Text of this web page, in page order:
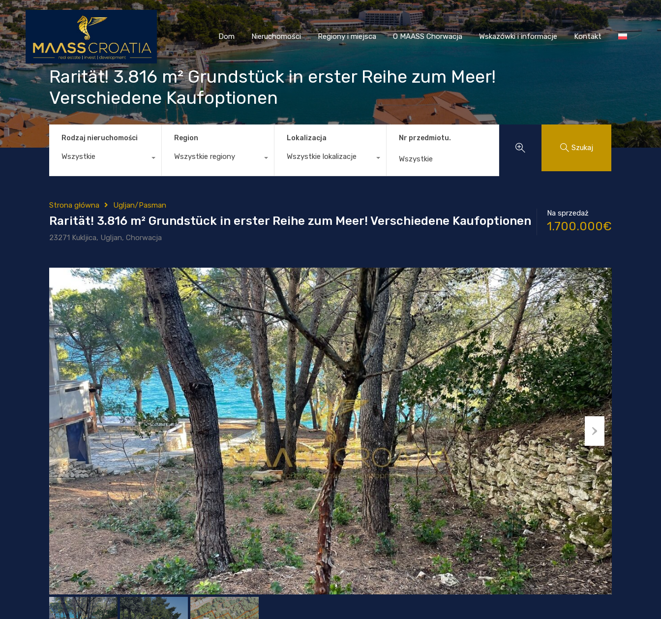
Dom Nieruchomości Regiony i miejsca O MAASS Chorwacja Wskazówki i informacje Kontakt
Dom Nieruchomości Regiony i miejsca O MAASS Chorwacja Wskazówki i informacje Kontakt
Rarität! 3.816 m² Grundstück in erster Reihe zum Meer!
Verschiedene Kaufoptionen
Rodzaj nieruchomości
Wszystkie
Region
Wszystkie regiony
Lokalizacja
Wszystkie lokalizacje
Nr przedmiotu.
Szukaj
Strona główna Ugljan/Pasman
Rarität! 3.816 m² Grundstück in erster Reihe zum Meer! Verschiedene Kaufoptionen
23271 Kukljica, Ugljan, Chorwacja
Na sprzedaż
1.700.000€